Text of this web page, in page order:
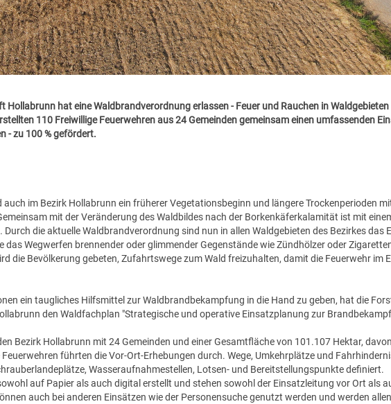
Hollabrunn hat eine Waldbrandverordnung erlassen - Feuer und Rauchen in
110 Freiwillige Feuerwehren aus 24 Gemeinden gemeinsam einen umfassenden
- zu 100 % gefördert.
auch im Bezirk Hollabrunn ein früherer Vegetationsbeginn und längere Trockenperioden
mit der Veränderung des Waldbildes nach der Borkenkäferkalamität ist mit
die aktuelle Waldbrandverordnung sind nun in allen Waldgebieten des Bezirkes das
das Wegwerfen brennender oder glimmender Gegenstände wie Zündhölzer oder
die Bevölkerung gebeten, Zufahrtswege zum Wald freizuhalten, damit die Feuerwehr im
ein taugliches Hilfsmittel zur Waldbrandbekampfung in die Hand zu geben, hat die
den Waldfachplan "Strategische und operative Einsatzplanung zur
Bezirk Hollabrunn mit 24 Gemeinden und einer Gesamtfläche von 101.107 Hektar,
führten die Vor-Ort-Erhebungen durch. Wege, Umkehrplätze und
Wasseraufnahmestellen, Lotsen- und Bereitstellungspunkte definiert.
auf Papier als auch digital erstellt und stehen sowohl der Einsatzleitung vor Ort als
auch bei anderen Einsätzen wie der Personensuche genutzt werden und werden allen